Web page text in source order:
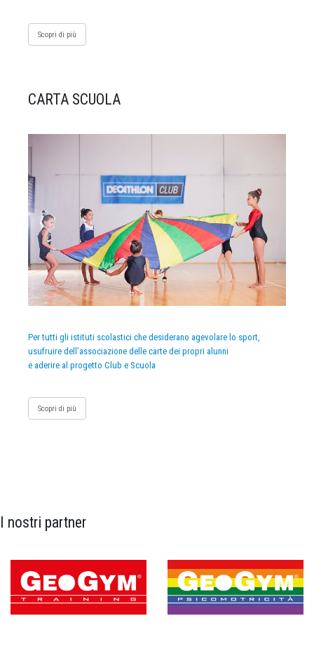
Scopri di più
CARTA SCUOLA
Per tutti gli istituti scolastici che desiderano agevolare lo sport,
usufruire dell’associazione delle carte dei propri alunni
e aderire al progetto Club e Scuola
Scopri di più
I nostri partner